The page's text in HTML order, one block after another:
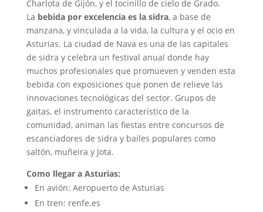
Charlota de Gijón, y el tocinillo de cielo de Grado.
La bebida por excelencia es la sidra, a base de
manzana, y vinculada a la vida, la cultura y el ocio en
Asturias. La ciudad de Nava es una de las capitales
de sidra y celebra un festival anual donde hay
muchos profesionales que promueven y venden esta
bebida con exposiciones que ponen de relieve las
innovaciones tecnológicas del sector. Grupos de
gaitas, el instrumento característico de la
comunidad, animan las fiestas entre concursos de
escanciadores de sidra y bailes populares como
saltón, muñeira y Jota.
Como llegar a Asturias:
En avión: Aeropuerto de Asturias
En tren: renfe.es